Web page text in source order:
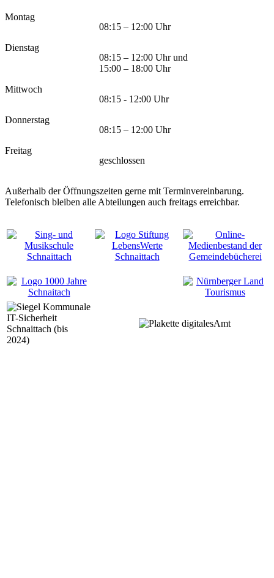
Montag
08:15 – 12:00 Uhr
Dienstag
08:15 – 12:00 Uhr und
15:00 – 18:00 Uhr
Mittwoch
08:15 - 12:00 Uhr
Donnerstag
08:15 – 12:00 Uhr
Freitag
geschlossen
Außerhalb der Öffnungszeiten gerne mit Terminvereinbarung.
Telefonisch bleiben alle Abteilungen auch freitags erreichbar.